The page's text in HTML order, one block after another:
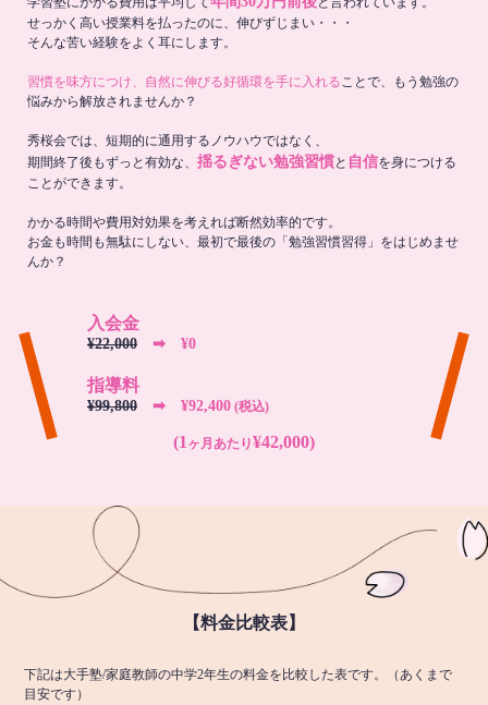
せっかく高い授業料を払ったのに、伸びずじまい・・・
そんな苦い経験をよく耳にします。
習慣を味方につけ、自然に伸びる好循環を手に入れることで、もう勉強の
悩みから解放されませんか？
秀桜会では、短期的に通用するノウハウではなく、
期間終了後もずっと有効な、 揺るぎない勉強習慣と 自信を身につける
ことができます。
かかる時間や費用対効果を考えれば断然効率的です。
お金も時間も無駄にしない、最初で最後の「勉強習慣習得」をはじめませ
んか？
入会金
¥22,000 ➡︎ ¥0
指導料
¥99,800 ➡︎ ¥92,400 (税込)
(1 ヶ月あたり¥42,000)
【料金比較表】
下記は大手塾/家庭教師の中学2年生の料金を比較した表です。（あくまで
目安です）